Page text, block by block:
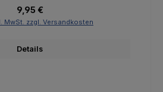
Regulärer Preis:
9,95 €
MwSt. zzgl. Versandkosten
Details